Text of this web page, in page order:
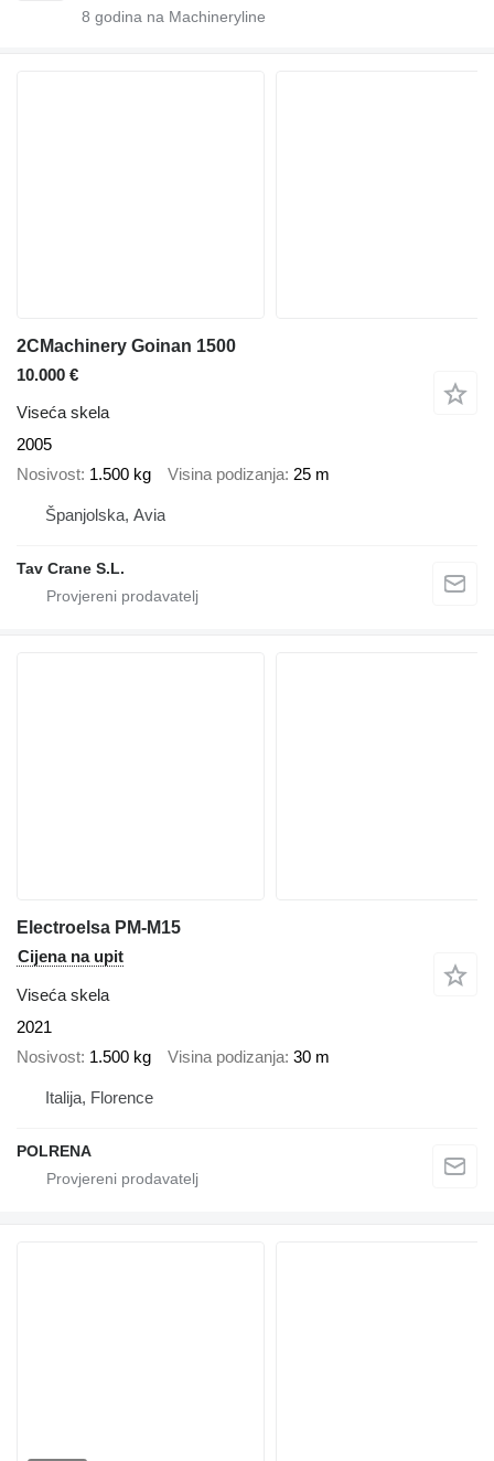
8 godina na Machineryline
2CMachinery Goinan 1500
10.000 €
Viseća skela
2005
Nosivost 1.500 kg Visina podizanja 25 m
Španjolska, Avia
Tav Crane S.L.
Electroelsa PM-M15
Cijena na upit
Viseća skela
2021
Nosivost 1.500 kg Visina podizanja 30 m
Italija, Florence
POLRENA